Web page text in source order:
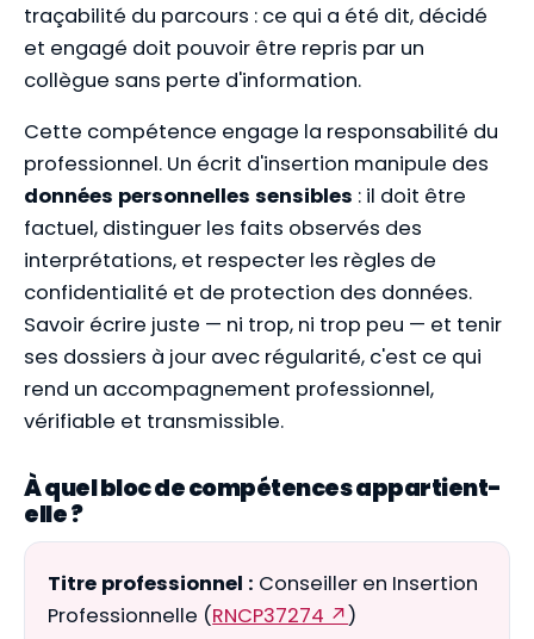
traçabilité du parcours : ce qui a été dit, décidé
et engagé doit pouvoir être repris par un
collègue sans perte d'information.
Cette compétence engage la responsabilité du
professionnel. Un écrit d'insertion manipule des
données personnelles sensibles : il doit être
factuel, distinguer les faits observés des
interprétations, et respecter les règles de
confidentialité et de protection des données.
Savoir écrire juste — ni trop, ni trop peu — et tenir
ses dossiers à jour avec régularité, c'est ce qui
rend un accompagnement professionnel,
vérifiable et transmissible.
À quel bloc de compétences appartient-
elle ?
Titre professionnel : Conseiller en Insertion
Professionnelle (RNCP37274 ↗)